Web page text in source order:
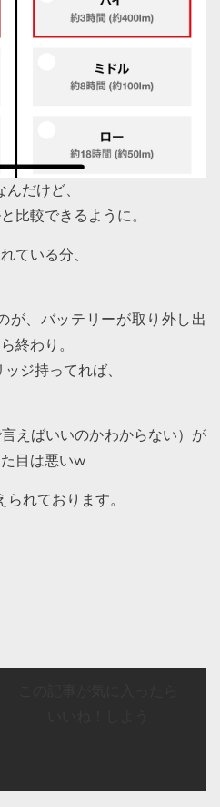
だけど、
比較できるように。
ている分、
が、バッテリーが取り外し出
終わり。
ジ持ってれば、
えばいいのかわからない）が
目は悪いw
れております。